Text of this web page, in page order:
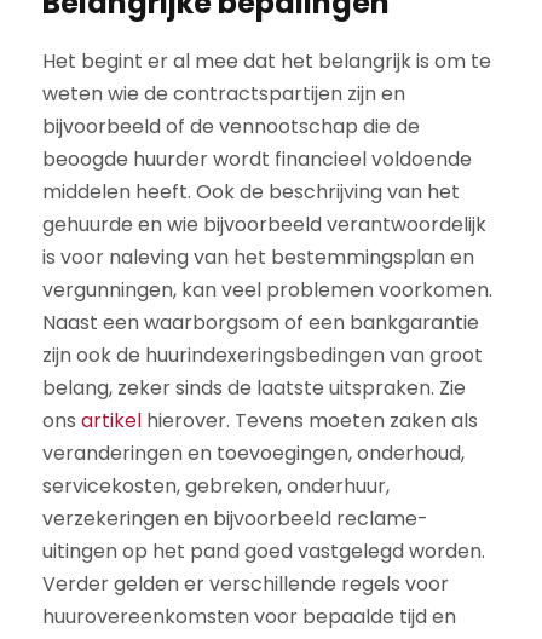
Het begint er al mee dat het belangrijk is om te
weten wie de contractspartijen zijn en
bijvoorbeeld of de vennootschap die de
beoogde huurder wordt financieel voldoende
middelen heeft. Ook de beschrijving van het
gehuurde en wie bijvoorbeeld verantwoordelijk
is voor naleving van het bestemmingsplan en
vergunningen, kan veel problemen voorkomen.
Naast een waarborgsom of een bankgarantie
zijn ook de huurindexeringsbedingen van groot
belang, zeker sinds de laatste uitspraken. Zie
ons artikel hierover. Tevens moeten zaken als
veranderingen en toevoegingen, onderhoud,
servicekosten, gebreken, onderhuur,
verzekeringen en bijvoorbeeld reclame-
uitingen op het pand goed vastgelegd worden.
Verder gelden er verschillende regels voor
huurovereenkomsten voor bepaalde tijd en